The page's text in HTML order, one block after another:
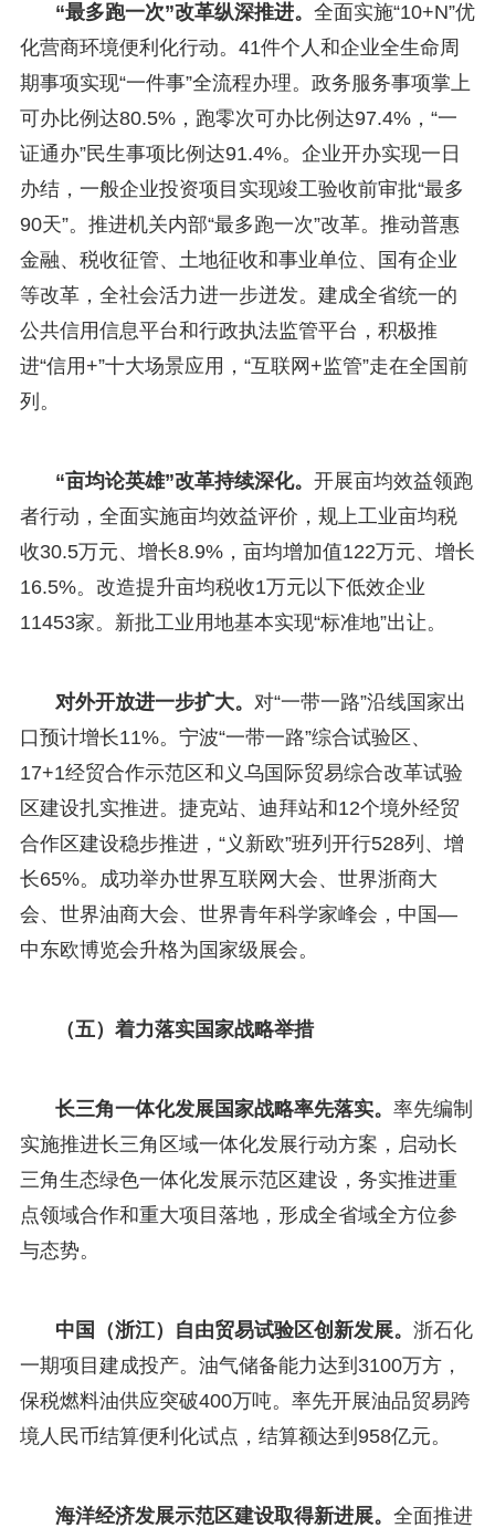
“最多跑一次”改革纵深推进。 全面实施“10+N”优
化营商环境便利化行动。41件个人和企业全生命周
期事项实现“一件事”全流程办理。政务服务事项掌上
可办比例达80.5%，跑零次可办比例达97.4%，“一
证通办”民生事项比例达91.4%。企业开办实现一日
办结，一般企业投资项目实现竣工验收前审批“最多
90天”。推进机关内部“最多跑一次”改革。推动普惠
金融、税收征管、土地征收和事业单位、国有企业
等改革，全社会活力进一步迸发。建成全省统一的
公共信用信息平台和行政执法监管平台，积极推
进“信用+”十大场景应用，“互联网+监管”走在全国前
列。
“亩均论英雄”改革持续深化。 开展亩均效益领跑
者行动，全面实施亩均效益评价，规上工业亩均税
收30.5万元、增长8.9%，亩均增加值122万元、增长
16.5%。改造提升亩均税收1万元以下低效企业
11453家。新批工业用地基本实现“标准地”出让。
对外开放进一步扩大。 对“一带一路”沿线国家出
口预计增长11%。宁波“一带一路”综合试验区、
17+1经贸合作示范区和义乌国际贸易综合改革试验
区建设扎实推进。捷克站、迪拜站和12个境外经贸
合作区建设稳步推进，“义新欧”班列开行528列、增
长65%。成功举办世界互联网大会、世界浙商大
会、世界油商大会、世界青年科学家峰会，中国—
中东欧博览会升格为国家级展会。
（五）着力落实国家战略举措
长三角一体化发展国家战略率先落实。 率先编制
实施推进长三角区域一体化发展行动方案，启动长
三角生态绿色一体化发展示范区建设，务实推进重
点领域合作和重大项目落地，形成全省域全方位参
与态势。
中国（浙江）自由贸易试验区创新发展。 浙石化
一期项目建成投产。油气储备能力达到3100万方，
保税燃料油供应突破400万吨。率先开展油品贸易跨
境人民币结算便利化试点，结算额达到958亿元。
海洋经济发展示范区建设取得新进展。 全面推进